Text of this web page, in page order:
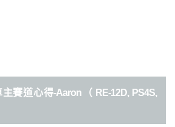
主賽道心得-Aaron（ RE-12D, PS4S,